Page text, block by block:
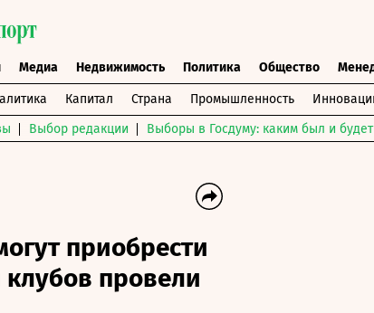
Медиа Недвижимость Политика Общество
Капитал Страна Промышленность
Выбор редакции Выборы в Госдуму: каким был и
приобрести
провели